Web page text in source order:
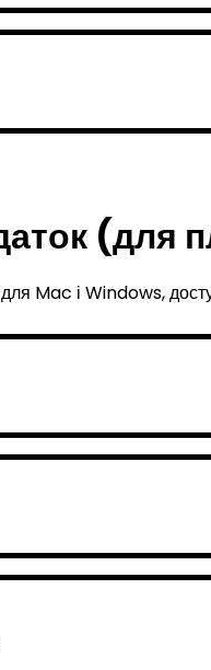
(для
Mac і Windows,